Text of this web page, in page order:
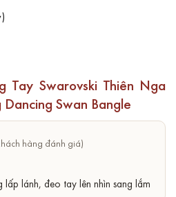
Tay Swarovski Thiên Nga
Swan Bangle
lánh, đeo tay lên nhìn sang lắm